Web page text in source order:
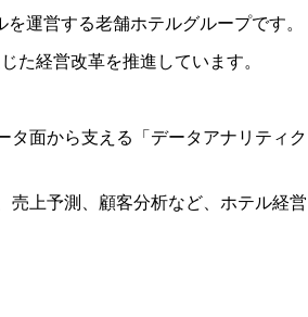
運営する老舗ホテルグループです。
た経営改革を推進しています。
タ面から支える「データアナリティク
売上予測、顧客分析など、ホテル経営